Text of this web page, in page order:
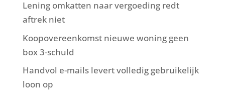
Lening omkatten naar vergoeding redt
aftrek niet
Koopovereenkomst nieuwe woning geen
box 3-schuld
Handvol e-mails levert volledig gebruikelijk
loon op